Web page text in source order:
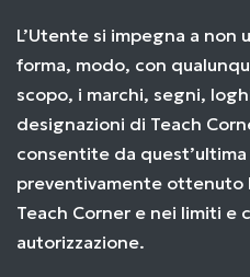
L’Utente si impegna a non
forma, modo, con
scopo, i marchi, segni,
designazioni di Teach
consentite da
preventivamente ottenuto
Teach Corner e nei limiti e
autorizzazione.